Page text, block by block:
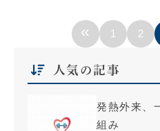
« 1 2
人気の記事
発熱外来、
組み